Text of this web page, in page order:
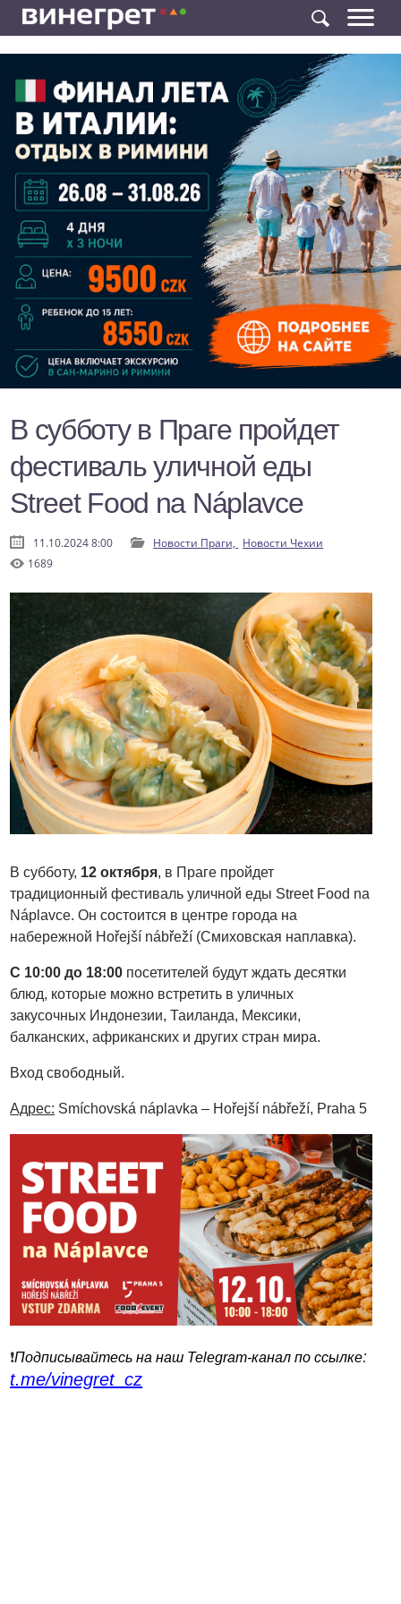
В субботу в Праге пройдет
фестиваль уличной еды
Street Food na Náplavce
11.10.2024 8:00 Новости Праги, Новости Чехии
1689
В субботу, 12 октября, в Праге пройдет
традиционный фестиваль уличной еды Street Food na
Náplavce. Он состоится в центре города на
набережной Hořejší nábřeží (Смиховская наплавка).
С 10:00 до 18:00 посетителей будут ждать десятки
блюд, которые можно встретить в уличных
закусочных Индонезии, Таиланда, Мексики,
балканских, африканских и других стран мира.
Вход свободный.
Адрес: Smíchovská náplavka – Hořejší nábřeží, Praha 5
❗️Подписывайтесь на наш Telegram-канал по ссылке:
t.me/vinegret_cz